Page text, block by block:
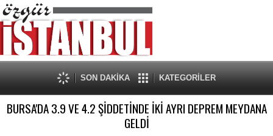
SON DAKİKA KATEGORİLER
BURSA'DA 3.9 VE 4.2 ŞİDDETİNDE İKİ AYRI DEPREM MEYDANA
GELDİ